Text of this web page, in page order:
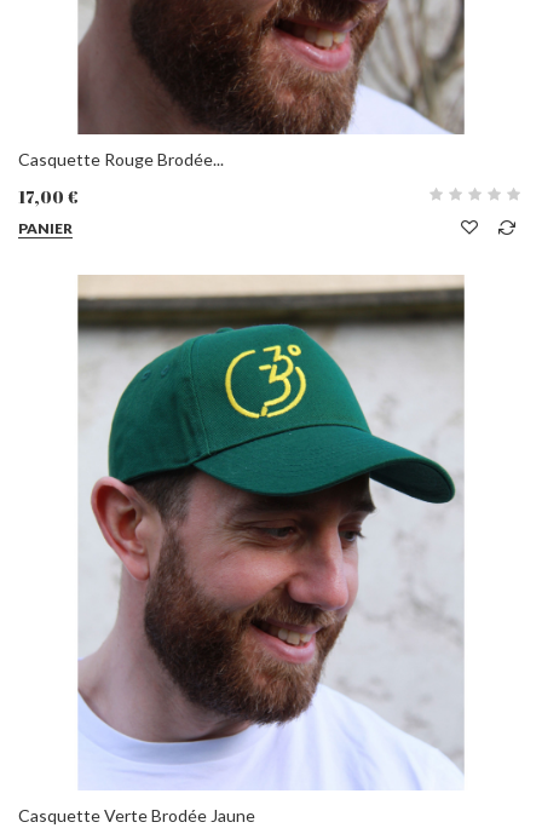
Casquette Rouge Brodée...
17,00 €
PANIER
Casquette Verte Brodée Jaune